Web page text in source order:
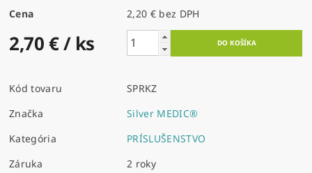
Cena 2,20 € bez DPH
2,70 €/ ks
Kód tovaru
SPRKZ
Značka
Silver MEDIC®
Kategória
PRÍSLUŠENSTVO
Záruka
2 roky